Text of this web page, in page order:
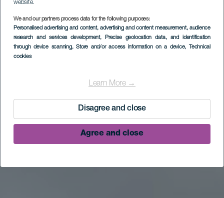
website.
We and our partners process data for the following purposes:
Personalised advertising and content, advertising and content measurement, audience
research and services development, Precise geolocation data, and identification
through device scanning, Store and/or access information on a device, Technical
cookies
Learn More →
Disagree and close
Agree and close